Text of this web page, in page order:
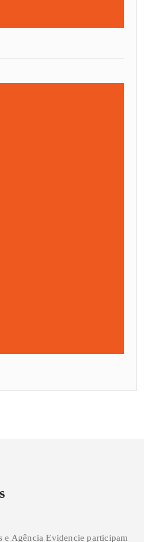
e Agência Evidencie participam